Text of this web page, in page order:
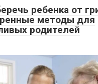
ребенка от
методы для
родителей